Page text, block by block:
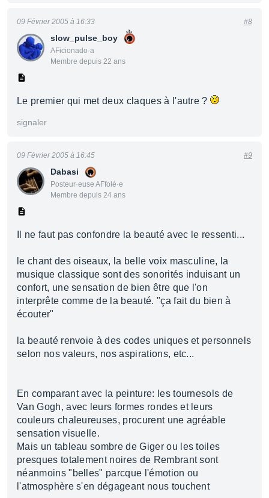
slow_pulse_boy
AFicionado·a
Membre depuis 22 ans
09 Février 2005 à 16:33 #8
Le premier qui met deux claques à l'autre ?
signaler
Dabasi
Posteur·euse AFfolé·e
Membre depuis 24 ans
09 Février 2005 à 16:45 #9
Il ne faut pas confondre la beauté avec le ressenti...
le chant des oiseaux, la belle voix masculine, la
musique classique sont des sonorités induisant un
confort, une sensation de bien être que l'on
interprête comme de la beauté. "ça fait du bien à
écouter"
la beauté renvoie à des codes uniques et personnels
selon nos valeurs, nos aspirations, etc...
En comparant avec la peinture: les tournesols de
Van Gogh, avec leurs formes rondes et leurs
couleurs chaleureuses, procurent une agréable
sensation visuelle.
Mais un tableau sombre de Giger ou les toiles
presques totalement noires de Rembrant sont
néanmoins "belles" parcque l'émotion ou
l'atmosphère s'en dégageant nous touchent